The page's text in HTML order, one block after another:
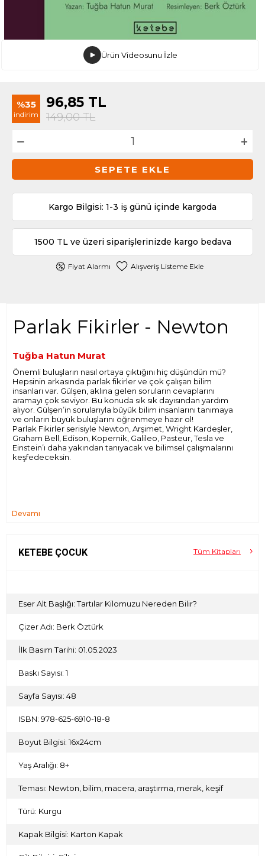
Ürün Videosunu İzle
%35
indirim
96,85 TL
149,00TL
SEPETE EKLE
Kargo Bilgisi: 1-3 iş günü içinde kargoda
1500 TL ve üzeri siparişlerinizde kargo bedava
Fiyat Alarmı Alışveriş Listeme Ekle
Parlak Fikirler - Newton
Tuğba Hatun Murat
Önemli buluşların nasıl ortaya çıktığını hiç düşündün mü?
Hepsinin arkasında parlak fikirler ve çok çalışan bilim
insanları var. Gülşen, aklına gelen soruların cevaplarını
aramayı çok seviyor. Bu konuda sık sık dayısından yardım
alıyor. Gülşen’in sorularıyla büyük bilim insanlarını tanımaya
ve onların büyük buluşlarını öğrenmeye hazır ol!
Parlak Fikirler serisiyle Newton, Arşimet, Wright Kardeşler,
Graham Bell, Edison, Kopernik, Galileo, Pasteur, Tesla ve
Einstein’ı daha yakından tanıyacak ve bilimsel çalışmalarını
keşfedeceksin.
Devamı
KETEBE ÇOCUK Tüm Kitapları
Eser Alt Başlığı: Tartılar Kilomuzu Nereden Bilir?
Çizer Adı: Berk Öztürk
İlk Basım Tarihi: 01.05.2023
Baskı Sayısı: 1
Sayfa Sayısı: 48
ISBN: 978-625-6910-18-8
Boyut Bilgisi: 16x24cm
Yaş Aralığı: 8+
Teması: Newton, bilim, macera, araştırma, merak, keşif
Türü: Kurgu
Kapak Bilgisi: Karton Kapak